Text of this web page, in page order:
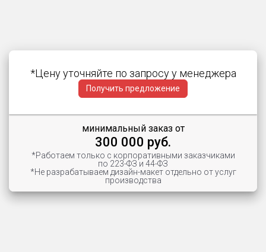
*Цену уточняйте по запросу у менеджера
Получить предложение
минимальный заказ от
300 000 руб.
*Работаем только с корпоративными заказчиками
по 223-ФЗ и 44-ФЗ
*Не разрабатываем дизайн-макет отдельно от услуг
производства